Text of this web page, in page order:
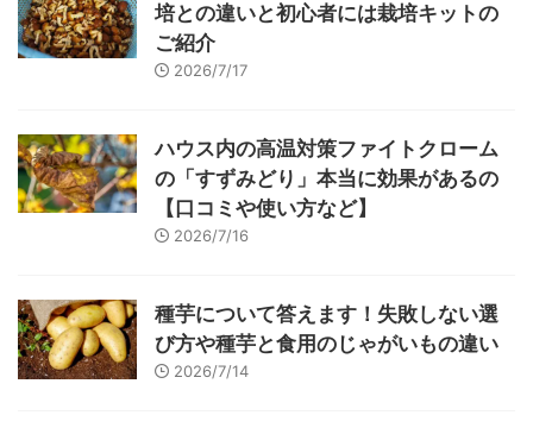
培との違いと初心者には栽培キットの
ご紹介
2026/7/17
ハウス内の高温対策ファイトクローム
の「すずみどり」本当に効果があるの
【口コミや使い方など】
2026/7/16
種芋について答えます！失敗しない選
び方や種芋と食用のじゃがいもの違い
2026/7/14